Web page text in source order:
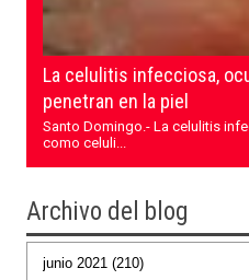
La celulitis infecciosa,
penetran en la piel
Santo Domingo.- La celulitis
como celuli...
Archivo del blog